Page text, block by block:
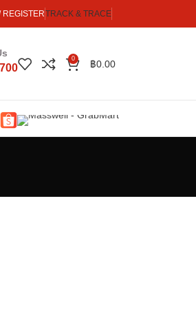
REGISTERTRACK & TRACE
0 ฿0.00